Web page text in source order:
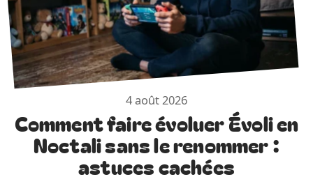
4 août 2026
Comment faire évoluer Évoli en
Noctali sans le renommer :
astuces cachées